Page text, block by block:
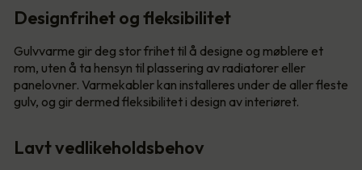
Designfrihet og fleksibilitet
Gulvvarme gir deg stor frihet til å designe og møblere et
rom, uten å ta hensyn til plassering av radiatorer eller
panelovner. Varmekabler kan installeres under de aller fleste
gulv, og gir dermed fleksibilitet i design av interiøret.
Lavt vedlikeholdsbehov